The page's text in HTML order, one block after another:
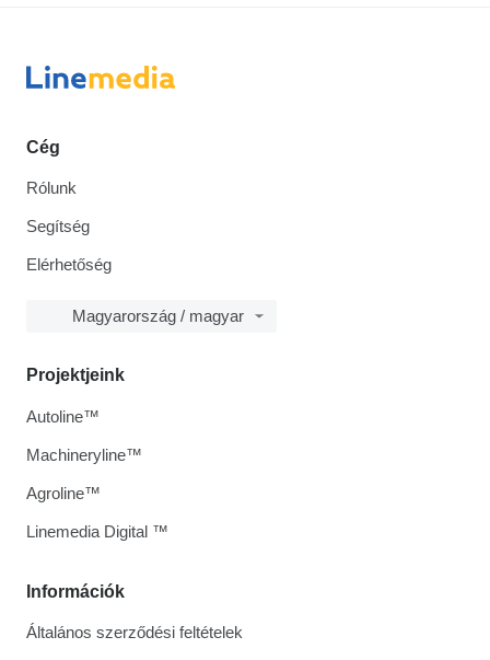
Cég
Rólunk
Segítség
Elérhetőség
Magyarország / magyar
Információk
Általános szerződési feltételek
Projektjeink
Autoline™
Machineryline™
Agroline™
Linemedia Digital ™